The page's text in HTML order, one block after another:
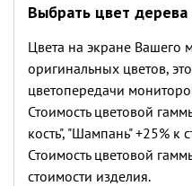
Выбрать цвет дерева
Цвета на экране Вашего
оригинальных цветов,
цветопередачи
Стоимость цветовой
кость", "Шампань" +25% к
Стоимость цветовой
стоимости изделия.